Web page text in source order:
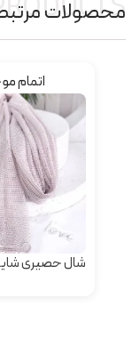
محصولات
اتمام
شال حصیری